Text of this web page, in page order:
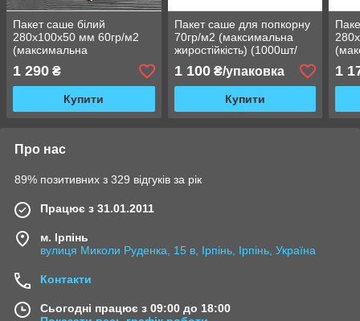
Пакет саше білий
280х100х50 мм 60гр/м2
(максимальна
жиростійкість) 161Ф
1 290 ₴
Купити
Пакет саше для попкорну
70гр/м2 (максимальна
жиростійкість) (1000шт/
ящ) 909Ф
1 100₴/упаковка
Купити
1
Про нас
89% позитивних з 329 відгуків за рік
Працює з 31.01.2011
м. Ірпінь
вулиця Миколи Руденка, 15 в, Ірпінь, Ірпінь, Україна
Контакти
Сьогодні працює з 09:00 до 18:00